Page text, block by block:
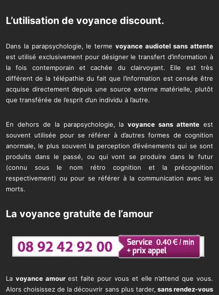
L’utilisation de voyance discount.
Dans la parapsychologie, le terme voyance audiotel sans attente
est utilisé exclusivement pour désigner le transfert d’information à
la fois contemporain et cachée du clairvoyant. Elle est très
différent de la télépathie du fait que l’information est censée être
acquise directement depuis une source externe matérielle, plutôt
que transférée de l’esprit d’un individu à l’autre.
En dehors de la parapsychologie, lavoyance sans attente est
souvent utilisée pour se référer à d’autres formes de cognition
anormale, le plus souvent la perception d’événements qui se sont
produits dans le passé, ou qui vont se produire dans le futur
(connu sous le nom rétro cognition et la précognition
respectivement) ou pour se référer à la communication avec les
morts.
La voyance gratuite de l’amour
La voyance amourest faite pour vous et elle n’attend que vous.
Alors choisissez de la découvrir sans plus tarder, sans rendez-vous